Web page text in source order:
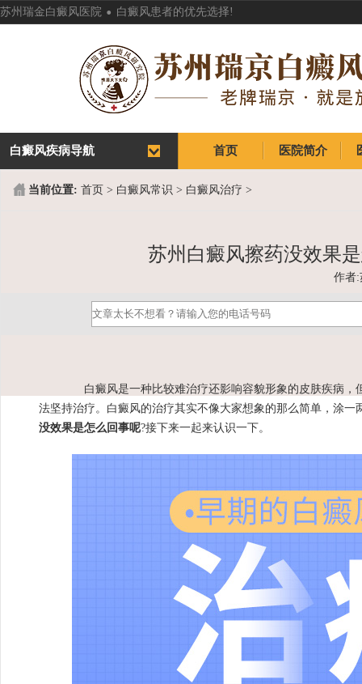
苏州瑞金白癜风医院 . 白癜风患者的优先选择!
首页
首页
医院简介
白癜风疾病导航
当前位置: 首页 > 白癜风常识 > 白癜风治疗 >
苏州白癜风擦药没效果
作者:
白癜风是一种比较难治疗还影响容貌形象的皮肤疾病，
法坚持治疗。白癜风的治疗其实不像大家想象的那么简单，涂一
没效果是怎么回事呢?接下来一起来认识一下。